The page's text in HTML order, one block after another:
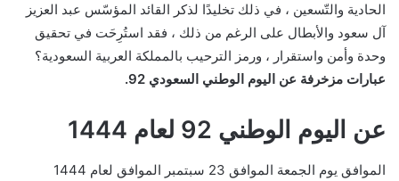
الحادية والتّسعين ، في ذلك تخليدًا لذكر القائد المؤسّس عبد العزيز
آل سعود والأبطال على الرغم من ذلك ، فقد استُرِحَت في تحقيق
وحدة وأمن واستقرار ، ورمز الترحيب بالمملكة العربية السعودية؟
عبارات مزخرفة عن اليوم الوطني السعودي 92
.
عن اليوم الوطني 92 لعام 1444
الموافق يوم الجمعة الموافق 23 سبتمبر الموافق لعام 1444